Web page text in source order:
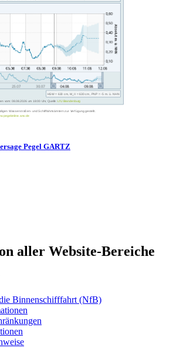
Pegel GARTZ
aller Website-Bereiche
Bin­nen­schiff­fahrt (NfB)